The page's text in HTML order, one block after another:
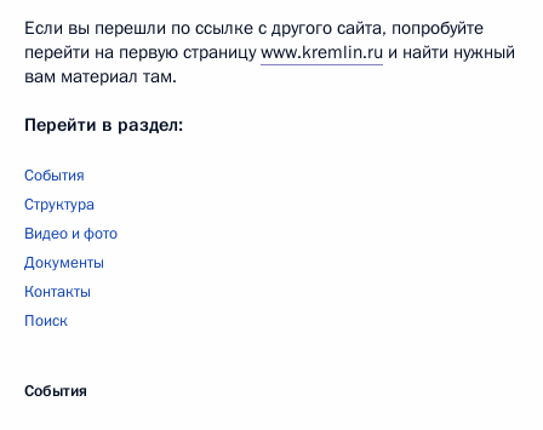
Если вы перешли по ссылке с другого сайта, попробуйте
перейти на первую страницуwww.kremlin.ru и найти нужный
вам материал там.
Перейти в раздел:
События
Структура
Видео и фото
Документы
Контакты
Поиск
События